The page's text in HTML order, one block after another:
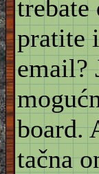
pratite
email?
board.
tačna